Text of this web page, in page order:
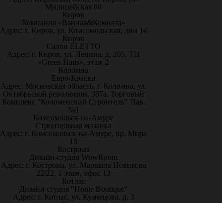
Милицейская 80
Киров
Компания «Ванная&Комната»
Адрес: г. Киров, ул. Комсомольская, дом 14
Киров
Салон ELETTO
Адрес: г. Киров, ул. Ленина, д. 205, ТЦ
«Green Haus», этаж 2
Коломна
Евро-Краски
Адрес: Московская область, г. Коломна, ул.
Октябрьской революции, 387а, Торговый
Комплекс "Коломенский Строитель" Пав.
№1
Комсомольск-на-Амуре
Строительная мозаика
Адрес: г. Комсомольск-на-Амуре, пр. Мира
13
Кострома
Дизайн-студия WowRoom
Адрес: г. Кострома, ул. Маршала Новикова
22/22, 1 этаж, офис 13
Котлас
Дизайн студия "Home Boutique"
Адрес: г. Котлас, ул. Кузнецова, д. 3